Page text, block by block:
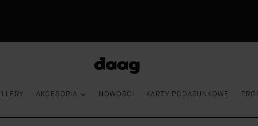
AKCESORIA NOWOŚCI KARTY PODARUNKOWE